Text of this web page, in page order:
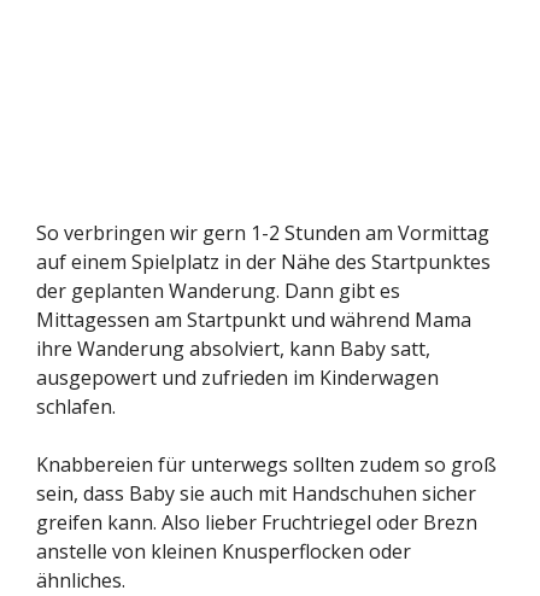
So verbringen wir gern 1-2 Stunden am Vormittag
auf einem Spielplatz in der Nähe des Startpunktes
der geplanten Wanderung. Dann gibt es
Mittagessen am Startpunkt und während Mama
ihre Wanderung absolviert, kann Baby satt,
ausgepowert und zufrieden im Kinderwagen
schlafen.
Knabbereien für unterwegs sollten zudem so groß
sein, dass Baby sie auch mit Handschuhen sicher
greifen kann. Also lieber Fruchtriegel oder Brezn
anstelle von kleinen Knusperflocken oder
ähnliches.